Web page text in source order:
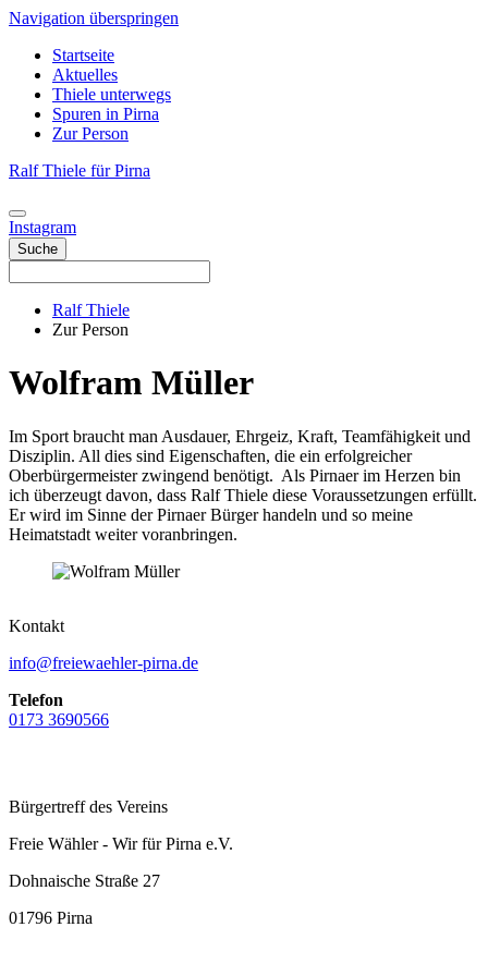
Navigation überspringen
Startseite
Aktuelles
Thiele unterwegs
Spuren in Pirna
Zur Person
Ralf Thiele für Pirna
Instagram
Suche
Ralf Thiele
Zur Person
Wolfram Müller
Im Sport braucht man Ausdauer, Ehrgeiz, Kraft, Teamfähigkeit und
Disziplin. All dies sind Eigenschaften, die ein erfolgreicher
Oberbürgermeister zwingend benötigt. Als Pirnaer im Herzen bin
ich überzeugt davon, dass Ralf Thiele diese Voraussetzungen erfüllt.
Er wird im Sinne der Pirnaer Bürger handeln und so meine
Heimatstadt weiter voranbringen.
Kontakt
info@freiewaehler-pirna.de
Telefon
0173 3690566
Bürgertreff des Vereins
Freie Wähler - Wir für Pirna e.V.
Dohnaische Straße 27
01796 Pirna